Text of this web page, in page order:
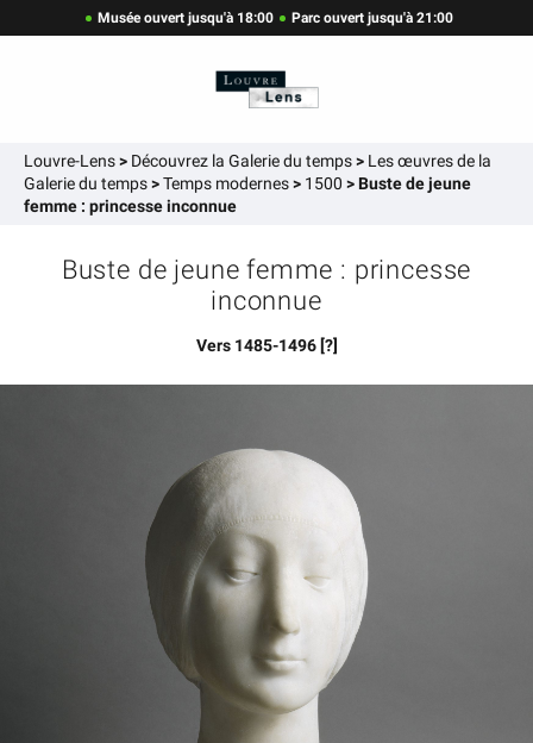
Musée ouvert jusqu'à 18:00 Parc ouvert jusqu'à 21:00
Louvre-Lens> Découvrez la Galerie du temps> Les œuvres de la
Galerie du temps>Temps modernes> 1500 >Buste de jeune
femme : princesse inconnue
Buste de jeune femme : princesse
inconnue
Vers 1485-1496 [?]